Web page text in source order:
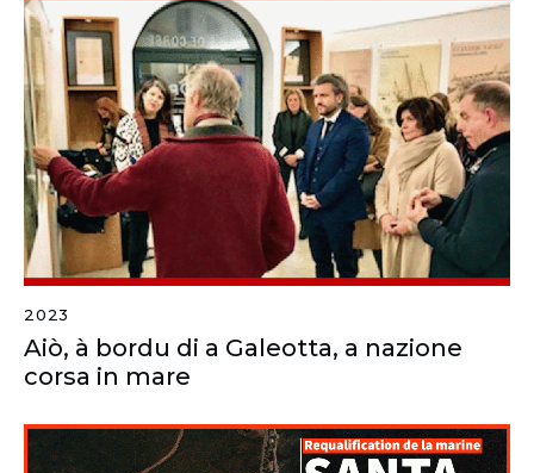
2023
Aiò, à bordu di a Galeotta, a nazione
corsa in mare